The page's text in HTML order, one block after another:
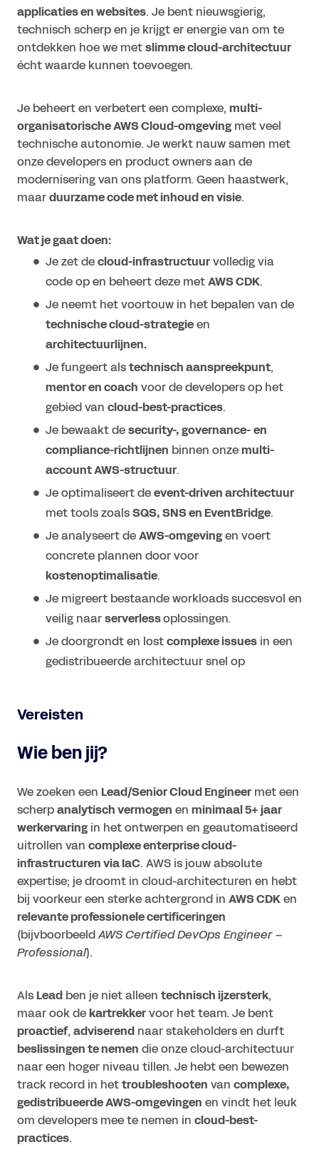
applicaties en websites. Je bent nieuwsgierig,
technisch scherp en je krijgt er energie van om te
ontdekken hoe we metslimme cloud-architectuur
écht waarde kunnen toevoegen.
Je beheert en verbetert een complexe, multi-
organisatorische AWS Cloud-omgeving met veel
technische autonomie. Je werkt nauw samen met
onze developers en product owners aan de
modernisering van ons platform. Geen haastwerk,
maarduurzame code met inhoud en visie.
Wat je gaat doen:
Je zet decloud-infrastructuurvolledig via
code op en beheert deze metAWS CDK.
Je neemt het voortouw in het bepalen van de
technische cloud-strategieen
architectuurlijnen.
Je fungeert alstechnisch aanspreekpunt,
mentor en coach voor de developers op het
gebied van cloud-best-practices.
Je bewaakt desecurity-, governance- en
compliance-richtlijnen binnen onzemulti-
account AWS-structuur.
Je optimaliseert deevent-driven architectuur
met tools zoalsSQS, SNS en EventBridge.
Je analyseert deAWS-omgevingen voert
concrete plannen door voor
kostenoptimalisatie.
Je migreert bestaande workloads succesvol en
veilig naarserverlessoplossingen.
Je doorgrondt en lostcomplexe issues in een
gedistribueerde architectuur snel op
Vereisten
Wie ben jij?
We zoeken een Lead/Senior Cloud Engineermet een
scherpanalytisch vermogen en minimaal 5+ jaar
werkervaring in het ontwerpen en geautomatiseerd
uitrollen van complexe enterprise cloud-
infrastructuren via IaC. AWS is jouw absolute
expertise; je droomt in cloud-architecturen en hebt
bij voorkeur een sterke achtergrond in AWS CDKen
relevante professionele certificeringen
(bijvboorbeeldAWS Certified DevOps Engineer –
Professional).
Als Lead ben je niet alleen technisch ijzersterk,
maar ook dekartrekkervoor het team. Je bent
proactief, adviserend naar stakeholders en durft
beslissingen te nemen die onze cloud-architectuur
naar een hoger niveau tillen. Je hebt een bewezen
track record in hettroubleshooten van complexe,
gedistribueerde AWS-omgevingen en vindt het leuk
om developers mee te nemen in cloud-best-
practices.